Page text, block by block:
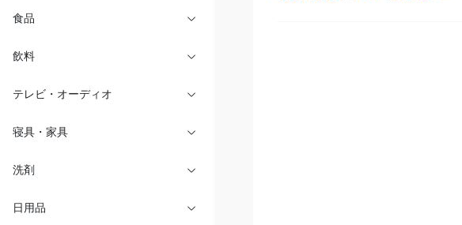
食品
飲料
テレビ・オーディオ
寝具・家具
洗剤
日用品